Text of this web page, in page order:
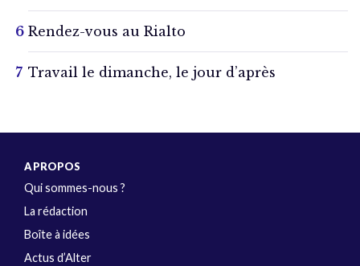
Rendez-vous au Rialto
Travail le dimanche, le jour d’après
A PROPOS
Qui sommes-nous ?
La rédaction
Boîte à idées
Actus d’Alter